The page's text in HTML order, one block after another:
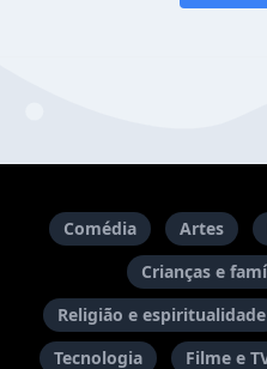
Comédia Artes
Crianças e
Religião e espiritualidade
Tecnologia
Filme e